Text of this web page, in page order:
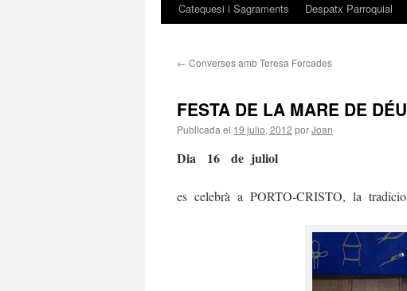
Catequesi i Sagraments
Despatx Parroquial
← Converses amb Teresa Forcades
FESTA DE LA MARE DE
Publicada el 19 julio, 2012 porJoan
Dia 16 de juliol
es celebrà a PORTO-CRISTO, la